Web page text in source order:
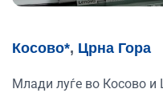
Косово*, Црна Гора
Млади луѓе во Косово и